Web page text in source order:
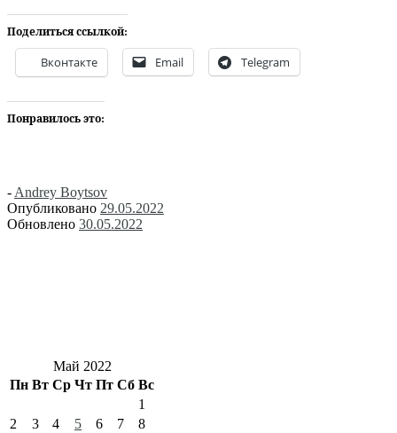
Поделиться ссылкой:
Вконтакте Email Telegram
Понравилось это:
- Andrey Boytsov
Опубликовано 29.05.2022
Обновлено 30.05.2022
Май 2022
Пн Вт Ср Чт Пт Сб Вс
1
2
3 4 5 6 7
8